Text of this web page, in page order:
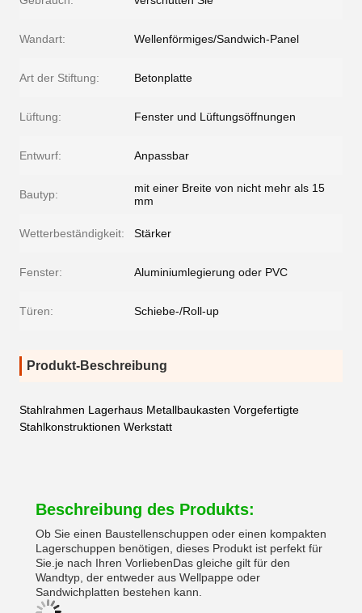
Wandart: Wellenförmiges/Sandwich-Panel
Art der Stiftung: Betonplatte
Lüftung: Fenster und Lüftungsöffnungen
Entwurf: Anpassbar
Bautyp:
mit einer Breite von nicht mehr als 15
mm
Wetterbeständigkeit: Stärker
Fenster: Aluminiumlegierung oder PVC
Türen: Schiebe-/Roll-up
Produkt-Beschreibung
Stahlrahmen Lagerhaus Metallbaukasten Vorgefertigte
Stahlkonstruktionen Werkstatt
Beschreibung des Produkts:
Ob Sie einen Baustellenschuppen oder einen kompakten
Lagerschuppen benötigen, dieses Produkt ist perfekt für
Sie.je nach Ihren VorliebenDas gleiche gilt für den
Wandtyp, der entweder aus Wellpappe oder
Sandwichplatten bestehen kann.